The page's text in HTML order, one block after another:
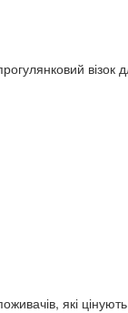
візок
які цінують